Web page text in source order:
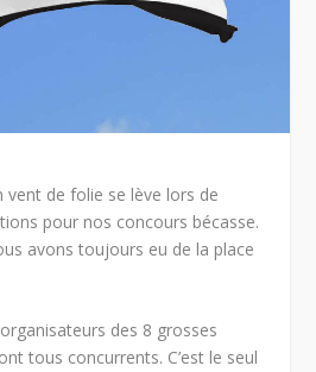
vent de folie se lève lors de
pour nos concours bécasse.
avons toujours eu de la place
des 8 grosses
tous concurrents. C’est le seul